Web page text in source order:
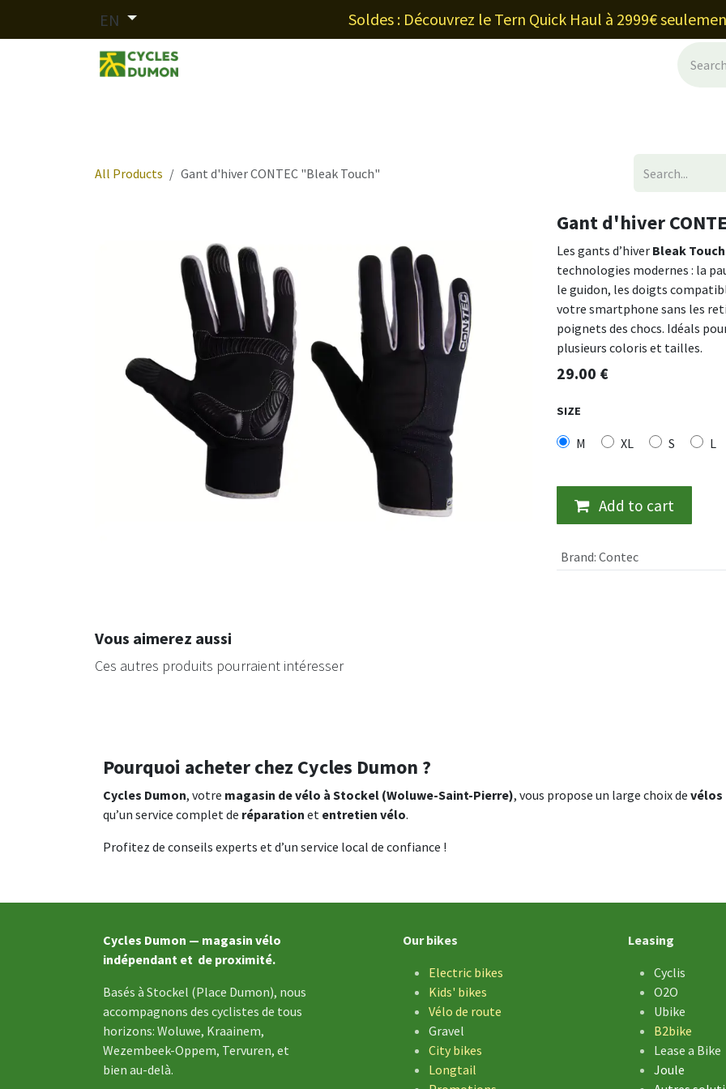
Skip to ContentEN Soldes : Découvrez le Tern Quick Haul à 2999€
All Products Gant d'hiver CONTEC "Bleak Touch"
Gant d'hiver
Les gants d’hiver Bleak Touch
technologies modernes : la
le guidon, les doigts
votre smartphone sans les
poignets des chocs. Idéals
plusieurs coloris et tailles.
29.00 €
SIZE
M XL S L
Add to cart
Brand: Contec
Vous aimerez aussi
Ces autres produits pourraient intéresser
Pourquoi acheter chez Cycles Dumon ?
Cycles Dumon, votre magasin de vélo à Stockel (Woluwe-Saint-Pierre), vous propose un large choix de vélos
qu’un service complet de réparation et entretien vélo.
Profitez de conseils experts et d’un service local de confiance !
Cycles Dumon — magasin vélo
indépendant et de proximité.
Basés à Stockel (Place Dumon), nous
accompagnons des cyclistes de tous
horizons: Woluwe, Kraainem,
Wezembeek-Oppem, Tervuren, et
bien au-delà.
Our bikes
Electric bikes
Kids' bikes
Vélo de route
Gravel
City bikes
Longtail
Leasing
Cyclis
O2O
Ubike
B2bike
Lease a Bike
Joule